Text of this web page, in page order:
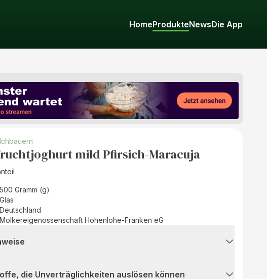
HomeProdukteNewsDie App
mild Pfirsich-Maracuja
500 Gramm (g)
Glas
Deutschland
Molkereigenossenschaft Hohenlohe-Franken eG
die Unverträglichkeiten auslösen können